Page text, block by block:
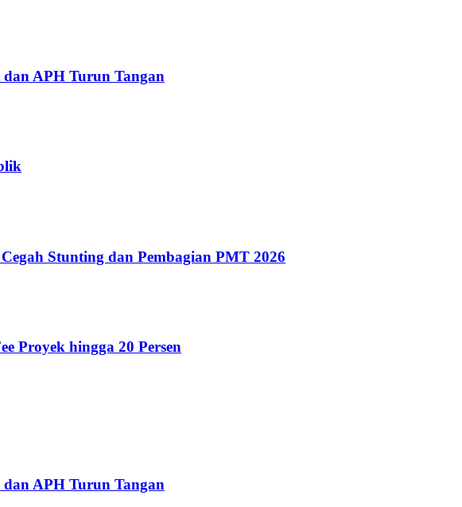
APH Turun Tangan
Stunting dan Pembagian PMT 2026
Proyek hingga 20 Persen
APH Turun Tangan